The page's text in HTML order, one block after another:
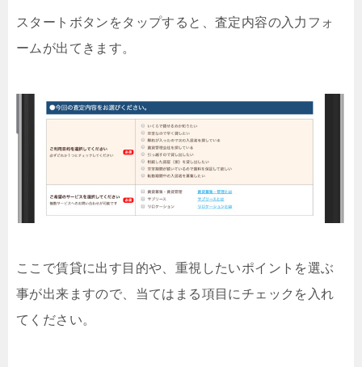
スタートボタンをタップすると、査定内容の入力フォ
ームが出てきます。
ここで賃貸に出す目的や、重視したいポイントを選ぶ
事が出来ますので、当てはまる項目にチェックを入れ
てください。